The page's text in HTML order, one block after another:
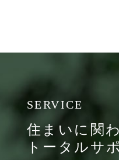
住まいに関
トータルサ